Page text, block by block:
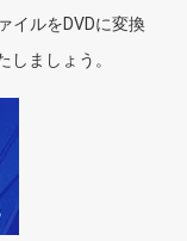
イルをDVDに変換
しましょう。